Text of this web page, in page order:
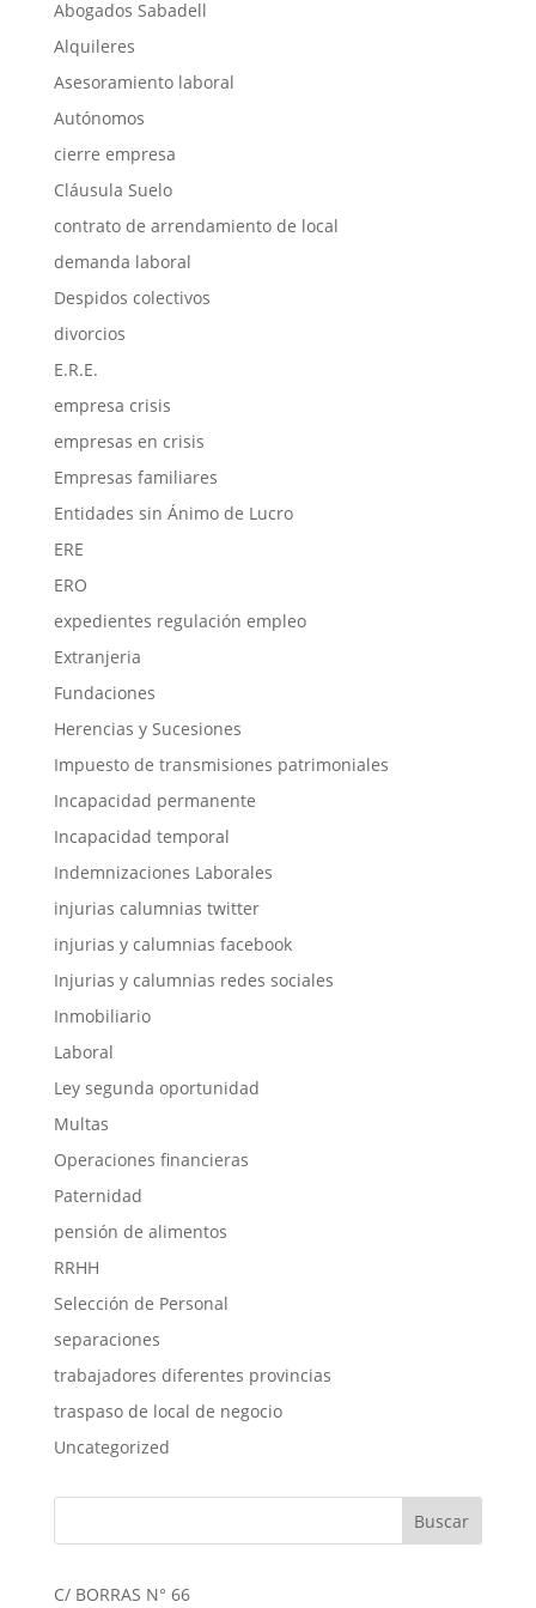
Abogados Sabadell
Alquileres
Asesoramiento laboral
Autónomos
cierre empresa
Cláusula Suelo
contrato de arrendamiento de local
demanda laboral
Despidos colectivos
divorcios
E.R.E.
empresa crisis
empresas en crisis
Empresas familiares
Entidades sin Ánimo de Lucro
ERE
ERO
expedientes regulación empleo
Extranjeria
Fundaciones
Herencias y Sucesiones
Impuesto de transmisiones patrimoniales
Incapacidad permanente
Incapacidad temporal
Indemnizaciones Laborales
injurias calumnias twitter
injurias y calumnias facebook
Injurias y calumnias redes sociales
Inmobiliario
Laboral
Ley segunda oportunidad
Multas
Operaciones financieras
Paternidad
pensión de alimentos
RRHH
Selección de Personal
separaciones
trabajadores diferentes provincias
traspaso de local de negocio
Uncategorized
C/ BORRAS N° 66